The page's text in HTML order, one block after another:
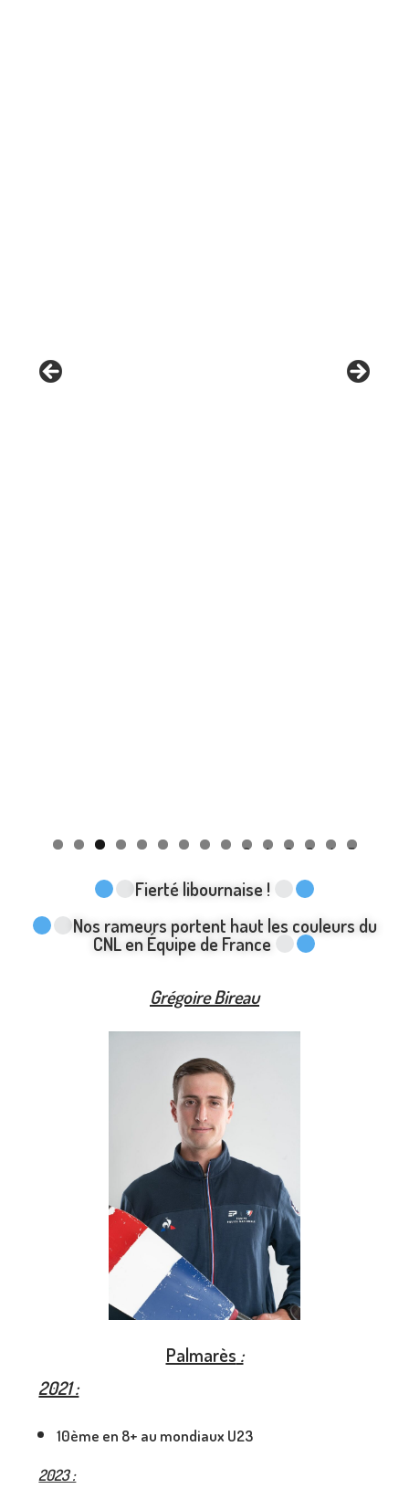
0 1 2 3 4 5
Fierté libournaise !
Nos rameurs portent haut les couleurs du
CNL en Équipe de France
Grégoire Bireau
Palmarès :
2021 :
10ème en 8+ au mondiaux U23
2023 :